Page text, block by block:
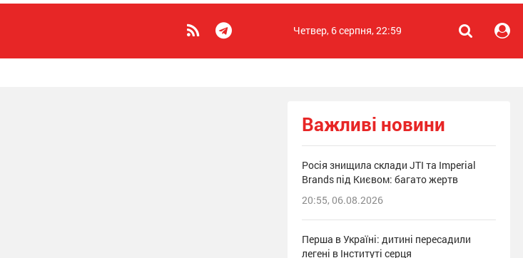
Четвер, 6 серпня, 22:59
Важливі новини
Росія знищила склади JTI та Imperial
Brands під Києвом: багато жертв
20:55, 06.08.2026
Перша в Україні: дитині пересадили
легені в Інституті серця